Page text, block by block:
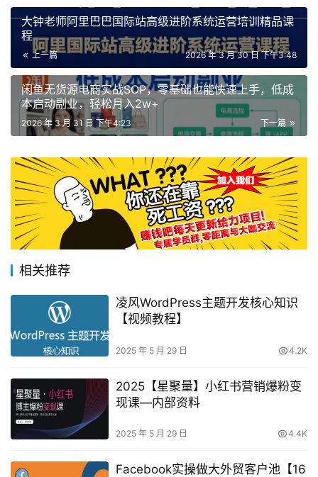
大钟老师阿里巴巴国际站高级进阶系统运营培训精品课
程
上一篇 2026 年 3 月 30 日 下午3:48
闲鱼无货源电商实战SOP，零基础也能快速上手，低成
本启动副业，轻松月入2w+
下一篇
2026 年 3 月 31 日 下午4:23
相关推荐
凌风WordPress主题开发核心知识
【视频教程】
2025 年 5 月 29 日 4.2K
2025【星聚量】小红书营销爆粉变
现课—内部资料
2025 年 5 月 29 日 4.4K
Facebook实操做大外贸客户池【16